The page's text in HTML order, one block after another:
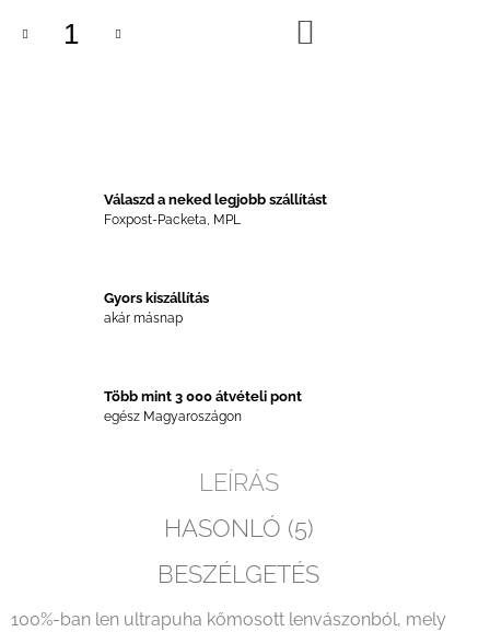
Válaszd a neked legjobb szállítást
Foxpost-Packeta, MPL
Gyors kiszállítás
akár másnap
Több mint 3 000 átvételi pont
egész Magyaroszágon
LEÍRÁS
HASONLÓ (5)
BESZÉLGETÉS
100%-ban len ultrapuha kőmosott lenvászonból, mely